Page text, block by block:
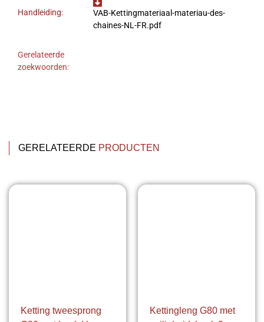
Handleiding:
VAB-Kettingmateriaal-materiau-des-
chaines-NL-FR.pdf
Gerelateerde
zoekwoorden:
GERELATEERDE PRODUCTEN
Ketting tweesprong
Kettingleng G80 met